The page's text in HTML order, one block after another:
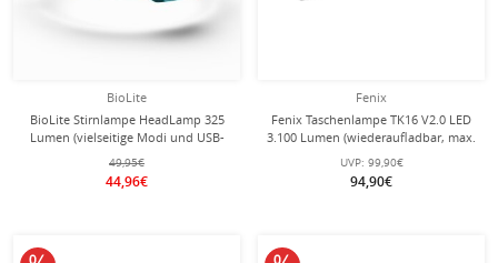
BioLite
BioLite Stirnlampe HeadLamp 325
Lumen (vielseitige Modi und USB-
Wiederaufladbarkeit) blaugrün
49,95€
44,96€
Fenix
Fenix Taschenlampe TK16 V2.0 LED
3.100 Lumen (wiederaufladbar, max.
Reichweite 300 Meter) schwarz
UVP: 99,90€
94,90€